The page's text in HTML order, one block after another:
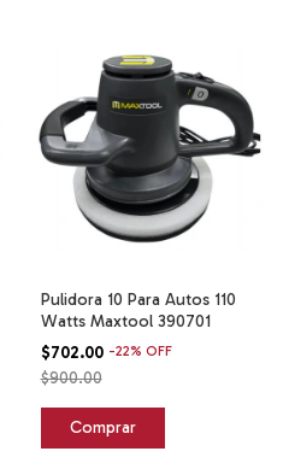
Pulidora 10 Para Autos 110
Watts Maxtool 390701
$702.00 -22% OFF
$900.00